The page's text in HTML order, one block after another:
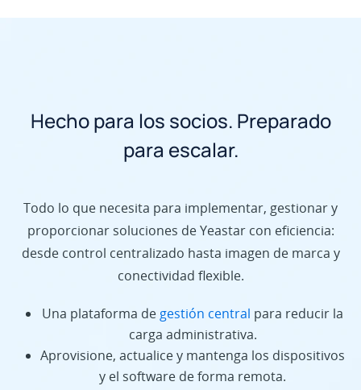
Hecho para los socios. Preparado
para escalar.
Todo lo que necesita para implementar, gestionar y
proporcionar soluciones de Yeastar con eficiencia:
desde control centralizado hasta imagen de marca y
conectividad flexible.
Una plataforma de gestión central para reducir la
carga administrativa.
Aprovisione, actualice y mantenga los dispositivos
y el software de forma remota.